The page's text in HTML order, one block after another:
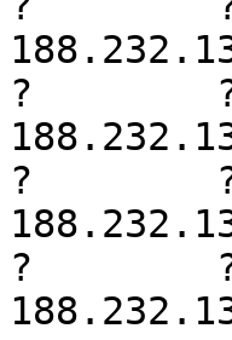
?
?
?